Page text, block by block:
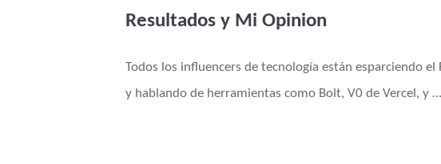
Resultados y Mi Opinion
Todos los influencers de tecnología están esparciendo el
y hablando de herramientas como Bolt, V0 de Vercel, y …